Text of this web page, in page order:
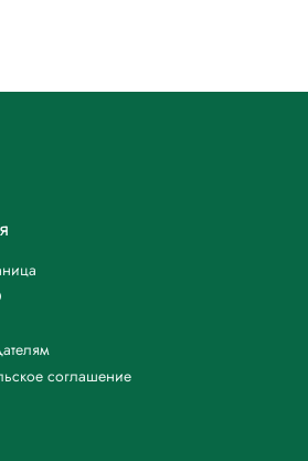
соглашение